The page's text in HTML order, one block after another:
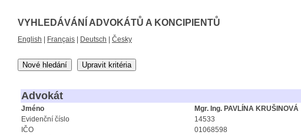
VYHLEDÁVÁNÍ ADVOKÁTŮ A KONCIPIENTŮ
English Français Deutsch Česky
Nové hledání Upravit kritéria
Advokát
Jméno
Mgr. Ing. PAVLÍNA KRUŠINOVÁ
Evidenční číslo
14533
IČO
01068598